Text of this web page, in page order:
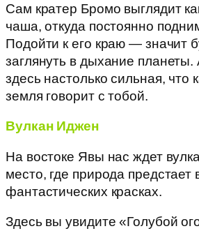
Сам кратер Бромо выглядит
чаша, откуда постоянно
Подойти к его краю — значит
заглянуть в дыхание
здесь настолько сильная, что
земля говорит с тобой.
Вулкан Иджен
На востоке Явы нас ждет
место, где природа предстает
фантастических красках.
Здесь вы увидите «Голубой